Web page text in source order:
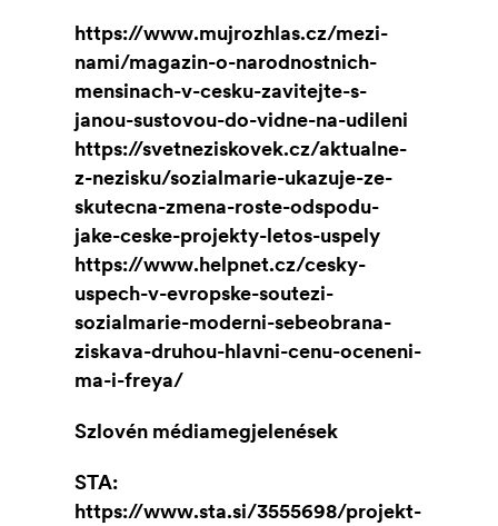
https://www.mujrozhlas.cz/mezi-
nami/magazin-o-narodnostnich-
mensinach-v-cesku-zavitejte-s-
janou-sustovou-do-vidne-na-udileni
https://svetneziskovek.cz/aktualne-
z-nezisku/sozialmarie-ukazuje-ze-
skutecna-zmena-roste-odspodu-
jake-ceske-projekty-letos-uspely
https://www.helpnet.cz/cesky-
uspech-v-evropske-soutezi-
sozialmarie-moderni-sebeobrana-
ziskava-druhou-hlavni-cenu-oceneni-
ma-i-freya/
Szlovén médiamegjelenések
STA:
https://www.sta.si/3555698/projekt-